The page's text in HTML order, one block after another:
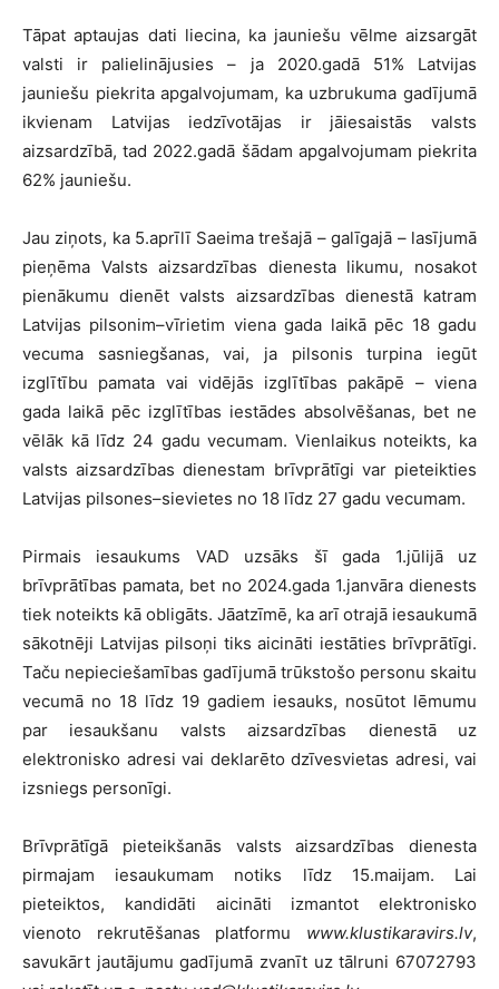
Tāpat aptaujas dati liecina, ka jauniešu vēlme aizsargāt
valsti ir palielinājusies – ja 2020.gadā 51% Latvijas
jauniešu piekrita apgalvojumam, ka uzbrukuma gadījumā
ikvienam Latvijas iedzīvotājas ir jāiesaistās valsts
aizsardzībā, tad 2022.gadā šādam apgalvojumam piekrita
62% jauniešu.
Jau ziņots, ka 5.aprīlī Saeima trešajā – galīgajā – lasījumā
pieņēma Valsts aizsardzības dienesta likumu, nosakot
pienākumu dienēt valsts aizsardzības dienestā katram
Latvijas pilsonim–vīrietim viena gada laikā pēc 18 gadu
vecuma sasniegšanas, vai, ja pilsonis turpina iegūt
izglītību pamata vai vidējās izglītības pakāpē – viena
gada laikā pēc izglītības iestādes absolvēšanas, bet ne
vēlāk kā līdz 24 gadu vecumam. Vienlaikus noteikts, ka
valsts aizsardzības dienestam brīvprātīgi var pieteikties
Latvijas pilsones–sievietes no 18 līdz 27 gadu vecumam.
Pirmais iesaukums VAD uzsāks šī gada 1.jūlijā uz
brīvprātības pamata, bet no 2024.gada 1.janvāra dienests
tiek noteikts kā obligāts. Jāatzīmē, ka arī otrajā iesaukumā
sākotnēji Latvijas pilsoņi tiks aicināti iestāties brīvprātīgi.
Taču nepieciešamības gadījumā trūkstošo personu skaitu
vecumā no 18 līdz 19 gadiem iesauks, nosūtot lēmumu
par iesaukšanu valsts aizsardzības dienestā uz
elektronisko adresi vai deklarēto dzīvesvietas adresi, vai
izsniegs personīgi.
Brīvprātīgā pieteikšanās valsts aizsardzības dienesta
pirmajam iesaukumam notiks līdz 15.maijam. Lai
pieteiktos, kandidāti aicināti izmantot elektronisko
vienoto rekrutēšanas platformu www.klustikaravirs.lv,
savukārt jautājumu gadījumā zvanīt uz tālruni 67072793